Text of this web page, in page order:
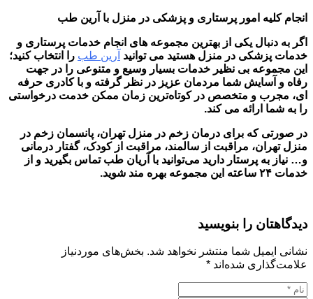
انجام کلیه امور پرستاری و پزشکی در منزل با آرین طب
اگر به دنبال یکی از بهترین مجموعه های انجام خدمات پرستاری و
خدمات پزشکی در منزل هستید می توانید آرین طب را انتخاب کنید؛
این مجموعه بی نظیر خدمات بسیار وسیع و متنوعی را در جهت
رفاه و آسایش شما مردمان عزیز در نظر گرفته و با کادری حرفه
ای، مجرب و متخصص در کوتاه‌ترین زمان ممکن خدمت درخواستی
را به شما ارائه می کند.
در صورتی که برای درمان زخم در منزل تهران، پانسمان زخم در
منزل تهران، مراقبت از سالمند، مراقبت از کودک، گفتار درمانی
و… نیاز به پرستار دارید می‌توانید با آریان طب تماس بگیرید و از
خدمات ۲۴ ساعته این مجموعه بهره مند شوید.
دیدگاهتان را بنویسید
نشانی ایمیل شما منتشر نخواهد شد. بخش‌های موردنیاز
علامت‌گذاری شده‌اند *